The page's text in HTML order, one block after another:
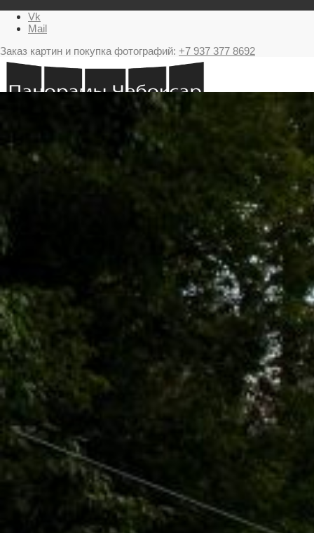
Vk
Mail
Заказ картин и покупка фотографий: +7 937 377 8692
Главная
Картина в подарок с видами Чебоксар
Фестиваль фейерверков в Чебоксарах
Ночные Чебоксары фотографии и панорамы
Салюты Чебоксары
Вечерние Чебоксары
Фото Чебоксары
О нас
Авторы
Как купить или заказать фотографию?